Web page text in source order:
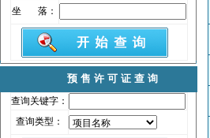
坐 落：
预售许可证查询
查询关键字：
查询类型：